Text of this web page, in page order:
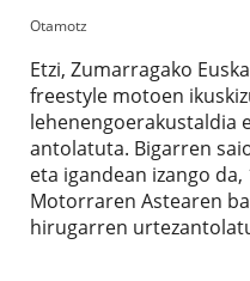
Otamotz
Etzi, Zumarragako
freestyle motoen
lehenengoerakustaldia
antolatuta. Bigarren
eta igandean izango
Motorraren Astearen
hirugarren